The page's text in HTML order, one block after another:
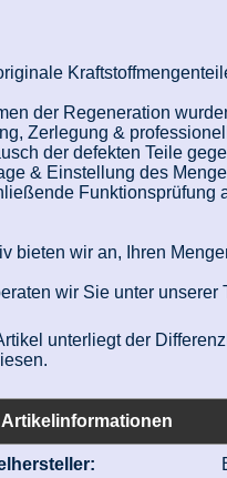
der Regeneration
Zerlegung &
der defekten Teile
& Einstellung des
Funktionsprüfung
bieten wir an, Ihren
wir Sie unter unserer
unterliegt der
Artikelinformationen